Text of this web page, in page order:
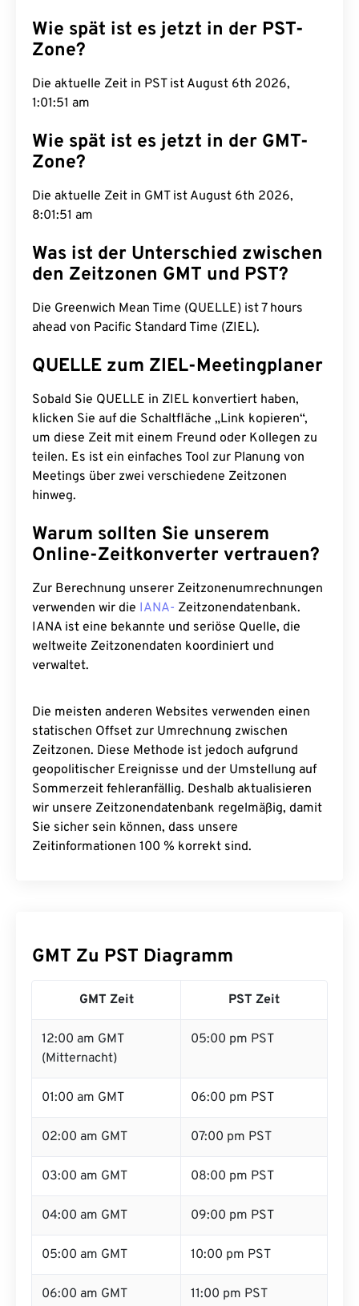
Wie spät ist es jetzt in der PST-
Zone?
Die aktuelle Zeit in PST ist August 6th 2026,
1:01:52 am
Wie spät ist es jetzt in der GMT-
Zone?
Die aktuelle Zeit in GMT ist August 6th 2026,
8:01:52 am
Was ist der Unterschied zwischen
den Zeitzonen GMT und PST?
Die Greenwich Mean Time (QUELLE) ist 7 hours
ahead von Pacific Standard Time (ZIEL).
QUELLE zum ZIEL-Meetingplaner
Sobald Sie QUELLE in ZIEL konvertiert haben,
klicken Sie auf die Schaltfläche „Link kopieren“,
um diese Zeit mit einem Freund oder Kollegen zu
teilen. Es ist ein einfaches Tool zur Planung von
Meetings über zwei verschiedene Zeitzonen
hinweg.
Warum sollten Sie unserem
Online-Zeitkonverter vertrauen?
Zur Berechnung unserer Zeitzonenumrechnungen
verwenden wir die IANA- Zeitzonendatenbank.
IANA ist eine bekannte und seriöse Quelle, die
weltweite Zeitzonendaten koordiniert und
verwaltet.
Die meisten anderen Websites verwenden einen
statischen Offset zur Umrechnung zwischen
Zeitzonen. Diese Methode ist jedoch aufgrund
geopolitischer Ereignisse und der Umstellung auf
Sommerzeit fehleranfällig. Deshalb aktualisieren
wir unsere Zeitzonendatenbank regelmäßig, damit
Sie sicher sein können, dass unsere
Zeitinformationen 100 % korrekt sind.
GMT Zu PST Diagramm
GMT Zeit PST Zeit
12:00 am GMT
(Mitternacht)
05:00 pm PST
01:00 am GMT 06:00 pm PST
02:00 am GMT 07:00 pm PST
03:00 am GMT 08:00 pm PST
04:00 am GMT 09:00 pm PST
05:00 am GMT 10:00 pm PST
06:00 am GMT 11:00 pm PST